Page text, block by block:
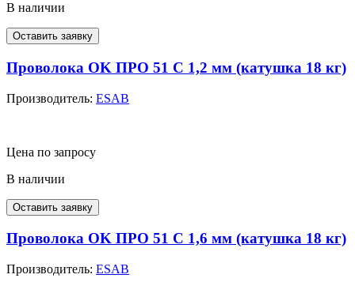
В наличии
Оставить заявку
Проволока OK ПРО 51 С 1,2 мм (катушка 18 кг)
Производитель: ESAB
Цена по запросу
В наличии
Оставить заявку
Проволока OK ПРО 51 С 1,6 мм (катушка 18 кг)
Производитель: ESAB